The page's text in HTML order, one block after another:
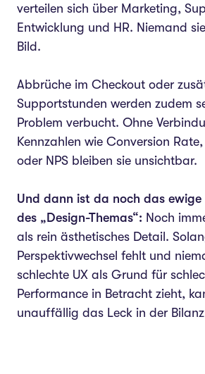
verteilen sich über Marketing,
Entwicklung und HR. Niemand
Bild.
Abbrüche im Checkout oder
Supportstunden werden zudem
Problem verbucht. Ohne
Kennzahlen wie Conversion
oder NPS bleiben sie unsichtbar.
Und dann ist da noch das ewige
des „Design-Themas“: Noch
als rein ästhetisches Detail.
Perspektivwechsel fehlt und
schlechte UX als Grund für
Performance in Betracht zieht,
unauffällig das Leck in der